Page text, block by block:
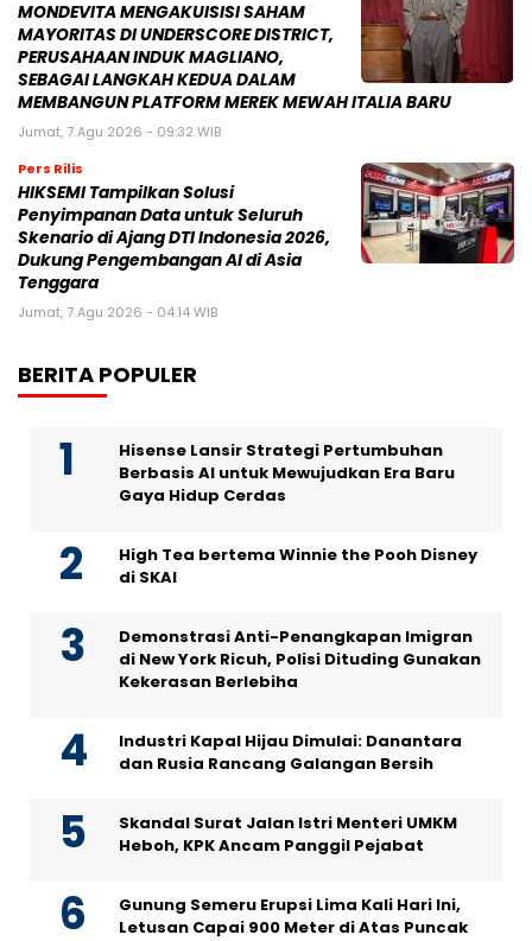
MONDEVITA MENGAKUISISI SAHAM
MAYORITAS DI UNDERSCORE DISTRICT,
PERUSAHAAN INDUK MAGLIANO,
SEBAGAI LANGKAH KEDUA DALAM
MEMBANGUN PLATFORM MEREK MEWAH ITALIA BARU
Jumat, 7 Agu 2026 - 09:32 WIB
Pers Rilis
HIKSEMI Tampilkan Solusi
Penyimpanan Data untuk Seluruh
Skenario di Ajang DTI Indonesia 2026,
Dukung Pengembangan AI di Asia
Tenggara
Jumat, 7 Agu 2026 - 04:14 WIB
BERITA POPULER
Hisense Lansir Strategi Pertumbuhan
Berbasis AI untuk Mewujudkan Era Baru
Gaya Hidup Cerdas
High Tea bertema Winnie the Pooh Disney
di SKAI
Demonstrasi Anti-Penangkapan Imigran
di New York Ricuh, Polisi Dituding Gunakan
Kekerasan Berlebiha
Industri Kapal Hijau Dimulai: Danantara
dan Rusia Rancang Galangan Bersih
Skandal Surat Jalan Istri Menteri UMKM
Heboh, KPK Ancam Panggil Pejabat
Gunung Semeru Erupsi Lima Kali Hari Ini,
Letusan Capai 900 Meter di Atas Puncak